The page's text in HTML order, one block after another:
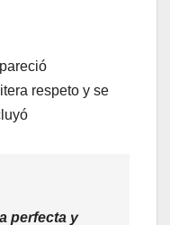
respeto y se
perfecta y